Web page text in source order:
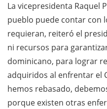
La vicepresidenta Raquel
pueblo puede contar con
requieran, reiteró el
ni recursos para
dominicano, para lograr
adquiridos al enfrentar el
hemos rebasado,
porque existen otras